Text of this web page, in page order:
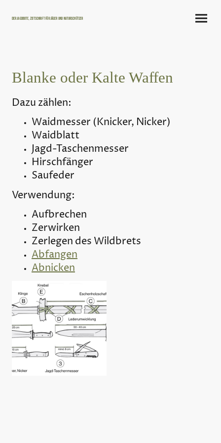
Der Jagdbote, Zeitschrift für Jäger und Naturschützer
Blanke oder Kalte Waffen
Dazu zählen:
Waidmesser (Knicker, Nicker)
Waidblatt
Jagd-Taschenmesser
Hirschfänger
Saufeder
Verwendung:
Aufbrechen
Zerwirken
Zerlegen des Wildbrets
Abfangen
Abnicken